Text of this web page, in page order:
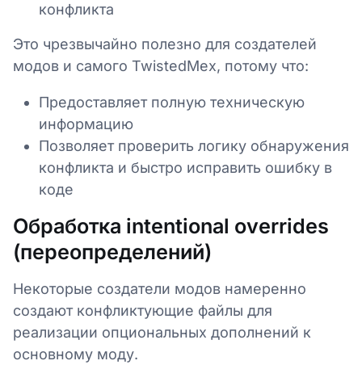
конфликта
Это чрезвычайно полезно для создателей
модов и самого TwistedMex, потому что:
Предоставляет полную техническую
информацию
Позволяет проверить логику обнаружения
конфликта и быстро исправить ошибку в
коде
Обработка intentional overrides
(переопределений)
Некоторые создатели модов намеренно
создают конфликтующие файлы для
реализации опциональных дополнений к
основному моду.